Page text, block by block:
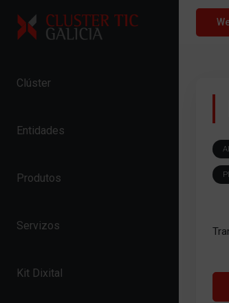
Skip to
Clúster
Entidades
Produtos
Servizos
Kit Dixital